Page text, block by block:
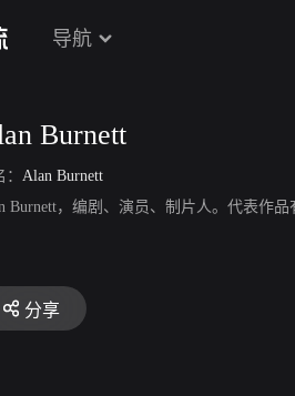
导航
Burnett
Alan Burnett
Burnett，编剧、演员、制片人。代表作
分享